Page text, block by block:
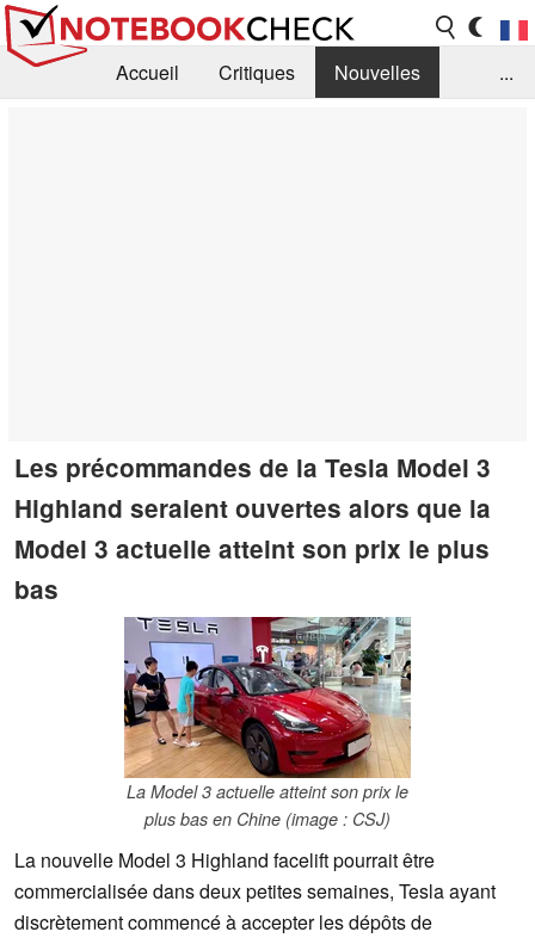
Accueil Critiques
Nouvelles
...
Les précommandes de la Tesla Model 3
Highland seraient ouvertes alors que la
Model 3 actuelle atteint son prix le plus
bas
La Model 3 actuelle atteint son prix le
plus bas en Chine (image : CSJ)
La nouvelle Model 3 Highland facelift pourrait être
commercialisée dans deux petites semaines, Tesla ayant
discrètement commencé à accepter les dépôts de